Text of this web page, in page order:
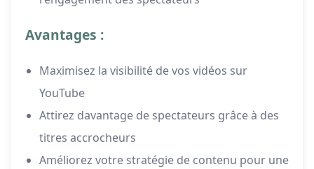
Avantages :
Maximisez la visibilité de vos vidéos sur
YouTube
Attirez davantage de spectateurs grâce à des
titres accrocheurs
Améliorez votre stratégie de contenu pour une